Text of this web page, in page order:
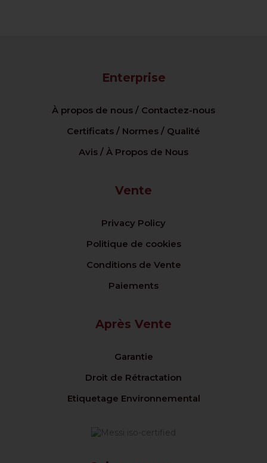
Enterprise
À propos de nous / Contactez-nous
Certificats / Normes / Qualité
Avis / À Propos de Nous
Vente
Privacy Policy
Politique de cookies
Conditions de Vente
Paiements
Après Vente
Garantie
Droit de Rétractation
Etiquetage Environnemental